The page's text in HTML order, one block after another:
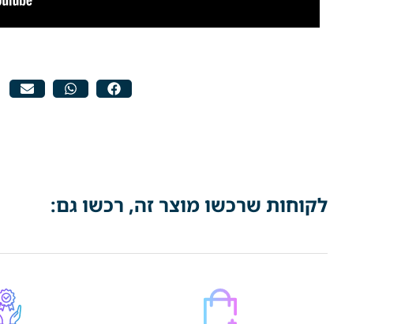
לקוחות שרכשו מוצר זה, רכשו גם: